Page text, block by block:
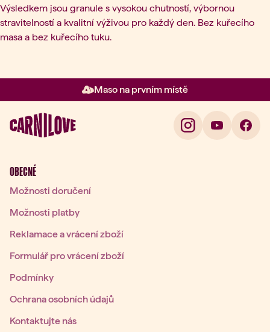
Výsledkem jsou granule s vysokou chutností, výbornou
stravitelností a kvalitní výživou pro každý den. Bez kuřecího
masa a bez kuřecího tuku.
Maso na prvním místě
Položka 2 z 3: Maso na prvním
OBECNÉ
Možnosti doručení
Možnosti platby
Reklamace a vrácení zboží
Formulář pro vrácení zboží
Podmínky
Ochrana osobních údajů
Kontaktujte nás